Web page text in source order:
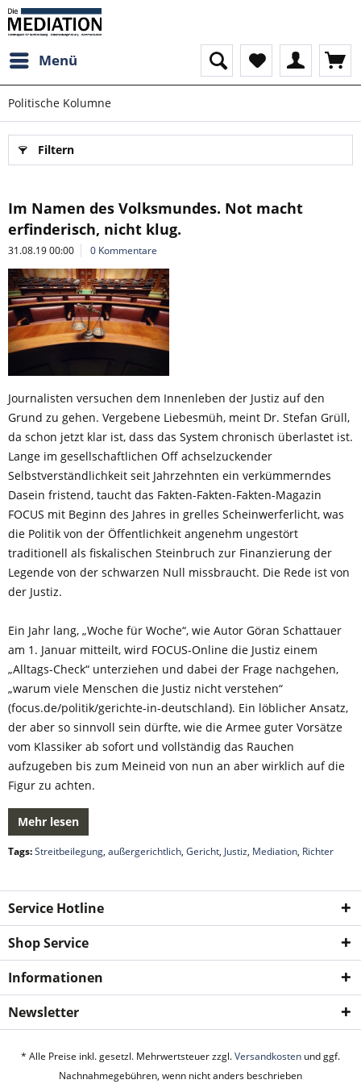
Menü
Politische Kolumne
Filtern
Im Namen des Volksmundes. Not macht
erfinderisch, nicht klug.
31.08.19 00:00 0 Kommentare
Journalisten versuchen dem Innenleben der Justiz auf den
Grund zu gehen. Vergebene Liebesmüh, meint Dr. Stefan Grüll,
da schon jetzt klar ist, dass das System chronisch überlastet ist.
Lange im gesellschaftlichen Off achselzuckender
Selbstverständlichkeit seit Jahrzehnten ein verkümmerndes
Dasein fristend, taucht das Fakten-Fakten-Fakten-Magazin
FOCUS mit Beginn des Jahres in grelles Scheinwerferlicht, was
die Politik von der Öffentlichkeit angenehm ungestört
traditionell als fiskalischen Steinbruch zur Finanzierung der
Legende von der schwarzen Null missbraucht. Die Rede ist von
der Justiz.
Ein Jahr lang, „Woche für Woche“, wie Autor Göran Schattauer
am 1. Januar mitteilt, wird FOCUS-Online die Justiz einem
„Alltags-Check“ unterziehen und dabei der Frage nachgehen,
„warum viele Menschen die Justiz nicht verstehen“
(focus.de/politik/gerichte-in-deutschland). Ein löblicher Ansatz,
der aber so sinnvoll sein dürfte, wie die Armee guter Vorsätze
vom Klassiker ab sofort und vollständig das Rauchen
aufzugeben bis zum Meineid von nun an aber wirklich auf die
Figur zu achten.
Mehr lesen
Tags:Streitbeilegung, außergerichtlich, Gericht, Justiz, Mediation, Richter
Service Hotline
Shop Service
Informationen
Newsletter
* Alle Preise inkl. gesetzl. Mehrwertsteuer zzgl.Versandkosten und ggf.
Nachnahmegebühren, wenn nicht anders beschrieben